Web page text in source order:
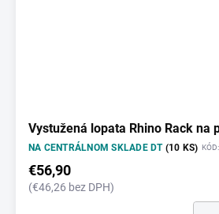
Vystužená lopata Rhino Rack na
NA CENTRÁLNOM SKLADE DT (10 KS)
€56,90
(€46,26 bez DPH)